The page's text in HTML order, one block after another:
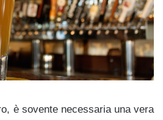
è sovente necessaria una vera